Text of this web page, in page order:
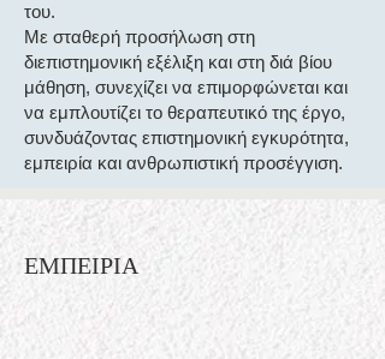
του.
Με σταθερή προσήλωση στη
διεπιστημονική εξέλιξη και στη διά βίου
μάθηση, συνεχίζει να επιμορφώνεται και
να εμπλουτίζει το θεραπευτικό της έργο,
συνδυάζοντας επιστημονική εγκυρότητα,
εμπειρία και ανθρωπιστική προσέγγιση.
EΜΠΕΙΡΙΑ